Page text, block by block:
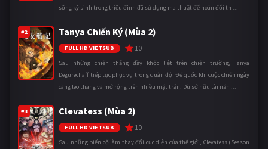
sống ký sinh trong triều đình đã sử dụng ma thuật để hoán đổi th ...
#2 Tanya Chiến Ký (Mùa 2)
FULL HD VIETSUB 10
Sau những chiến thắng đầy khốc liệt trên chiến trường, Tanya
Degurechaff tiếp tục phục vụ trong quân đội Đế quốc khi cuộc chiến ngày
càng leo thang và mở rộng trên nhiều mặt trận. Dù sở hữu tài năn ...
#3 Clevatess (Mùa 2)
FULL HD VIETSUB 10
Sau những biến cố làm thay đổi cục diện của thế giới, Clevatess (Season